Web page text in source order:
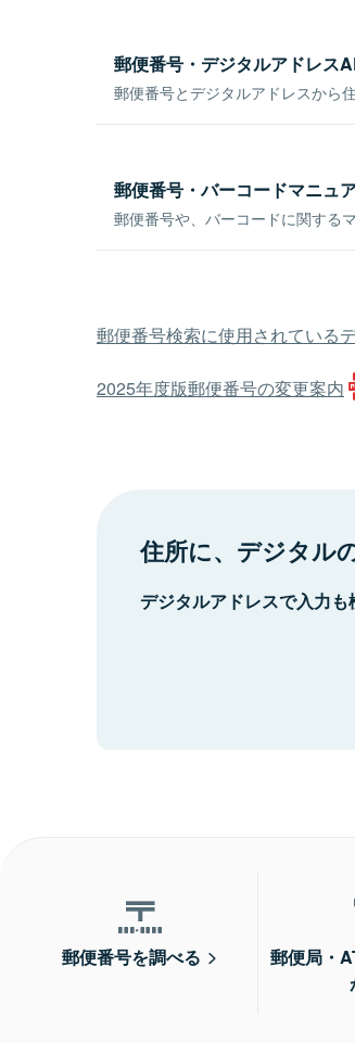
郵便番号・デジタルアドレス
郵便番号とデジタルアドレスから
郵便番号・バーコードマニュ
郵便番号や、バーコードに関する
郵便番号検索に使用されている
2025年度版郵便番号の変更案内
住所に、デジタル
デジタルアドレスで入力も
郵便番号を調べる
郵便局・